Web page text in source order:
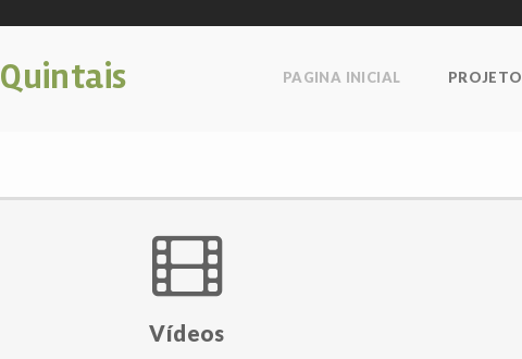
Quintais PAGINA INICIAL PROJETO
Vídeos